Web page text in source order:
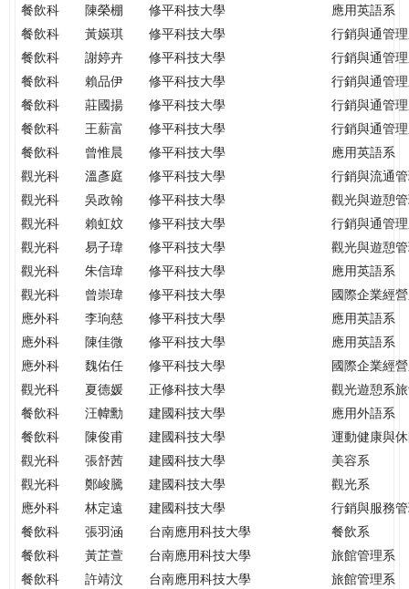
餐飲科
陳榮棚 修平科技大學
應用英語系
餐飲科
黃媖琪 修平科技大學
行銷與通管
餐飲科
謝婷卉 修平科技大學
行銷與通管
餐飲科
賴品伊 修平科技大學
行銷與通管
餐飲科
莊國揚 修平科技大學
行銷與通管
餐飲科
王薪富 修平科技大學
行銷與通管
餐飲科
曾惟晨 修平科技大學
應用英語系
觀光科
溫彥庭 修平科技大學
行銷與流通
觀光科
吳政翰 修平科技大學
觀光與遊憩
觀光科
賴虹妏 修平科技大學
行銷與通管
觀光科
易子瑋 修平科技大學
觀光與遊憩
觀光科
朱信瑋 修平科技大學
應用英語系
觀光科
曾崇瑋 修平科技大學
國際企業經
應外科
李珦慈 修平科技大學
應用英語系
應外科
陳佳微 修平科技大學
應用英語系
應外科
魏佑任 修平科技大學
國際企業經
觀光科
夏德媛 正修科技大學
觀光遊憩系
餐飲科
汪幃勳 建國科技大學
應用外語系
餐飲科
陳俊甫 建國科技大學
運動健康與
觀光科
張舒茜 建國科技大學
美容系
觀光科
鄭峻騰 建國科技大學
觀光系
應外科
林定遠 建國科技大學
行銷與服務
餐飲科
張羽涵 台南應用科技大學
餐飲系
餐飲科
黃芷萱 台南應用科技大學
旅館管理系
餐飲科
許靖汶 台南應用科技大學
旅館管理系